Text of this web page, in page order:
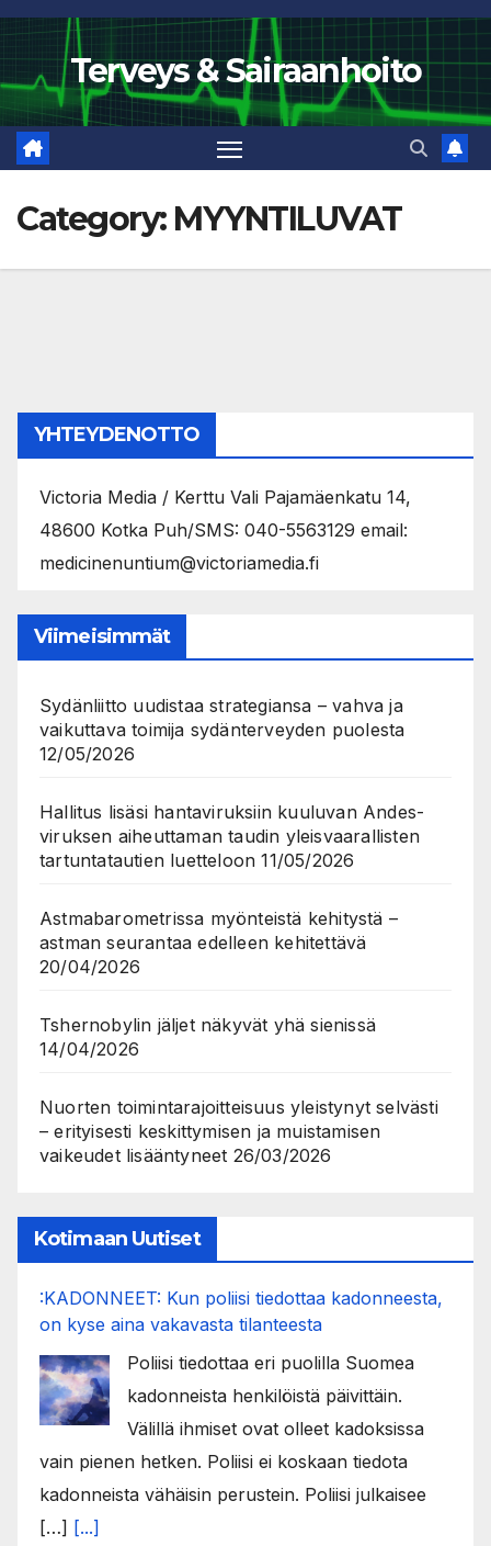
Skip
content Terveys & Sairaanhoito
Category: MYYNTILUVAT
YHTEYDENOTTO
Victoria Media / Kerttu Vali Pajamäenkatu 14,
48600 Kotka Puh/SMS: 040-5563129 email:
medicinenuntium@victoriamedia.fi
Viimeisimmät
Sydänliitto uudistaa strategiansa – vahva ja
vaikuttava toimija sydänterveyden puolesta
12/05/2026
Hallitus lisäsi hantaviruksiin kuuluvan Andes-
viruksen aiheuttaman taudin yleisvaarallisten
tartuntatautien luetteloon 11/05/2026
Astmabarometrissa myönteistä kehitystä –
astman seurantaa edelleen kehitettävä
20/04/2026
Tshernobylin jäljet näkyvät yhä sienissä
14/04/2026
Nuorten toimintarajoitteisuus yleistynyt selvästi
– erityisesti keskittymisen ja muistamisen
vaikeudet lisääntyneet 26/03/2026
Kotimaan Uutiset
:KADONNEET: Kun poliisi tiedottaa kadonneesta,
on kyse aina vakavasta tilanteesta
Poliisi tiedottaa eri puolilla Suomea
kadonneista henkilöistä päivittäin.
Välillä ihmiset ovat olleet kadoksissa
vain pienen hetken. Poliisi ei koskaan tiedota
kadonneista vähäisin perustein. Poliisi julkaisee
[…] [...]